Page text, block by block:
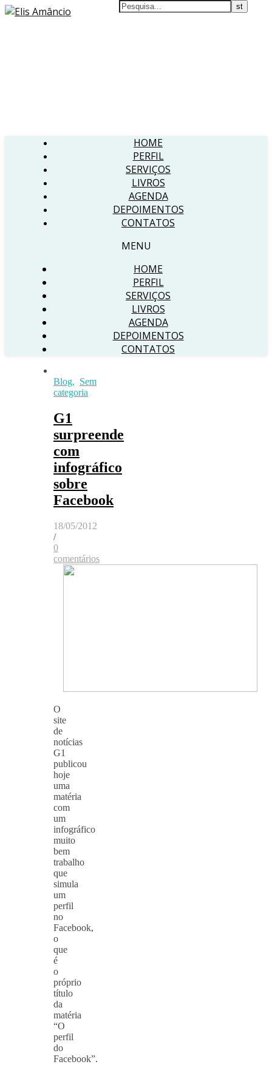
HOME
PERFIL
SERVIÇOS
LIVROS
AGENDA
DEPOIMENTOS
CONTATOS
MENU
HOME
PERFIL
SERVIÇOS
LIVROS
AGENDA
DEPOIMENTOS
CONTATOS
Blog, Sem
categoria
G1
surpreende
com
infográfico
sobre
Facebook
18/05/2012
/
0
comentários
O
site
de
notícias
G1
publicou
hoje
uma
matéria
com
um
infográfico
muito
bem
trabalho
que
simula
um
perfil
no
Facebook,
o
que
é
o
próprio
título
da
matéria
“O
perfil
do
Facebook”.